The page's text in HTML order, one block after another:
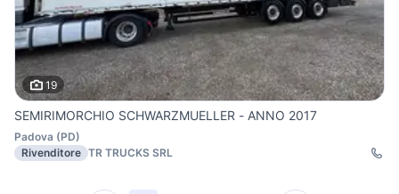
19
SEMIRIMORCHIO SCHWARZMUELLER - ANNO 2017
Padova (PD)
Rivenditore TR TRUCKS SRL